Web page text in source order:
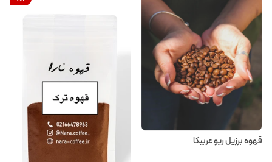
قهوه برزیل ریو عربیکا